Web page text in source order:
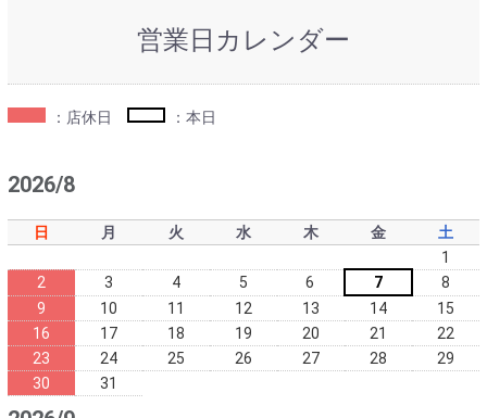
営業日カレンダー
：店休日 ：本日
2026/8
日 月 火 水 木 金
土
1
2
3 4 5 6 7
8
9
10 11 12 13 14
15
16
17 18 19 20 21
22
23
24 25 26 27 28
29
30
31